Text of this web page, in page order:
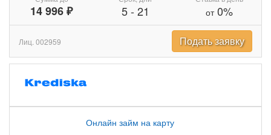
14 996 ₽ 5- 21 от0%
Лиц. 002959 Подать заявку
Онлайн займ на карту